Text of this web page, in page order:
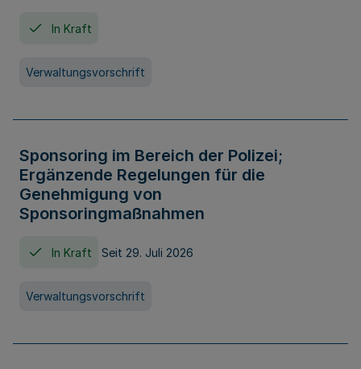
In Kraft
Verwaltungsvorschrift
Sponsoring im Bereich der Polizei;
Ergänzende Regelungen für die
Genehmigung von
Sponsoringmaßnahmen
In Kraft Seit 29. Juli 2026
Verwaltungsvorschrift